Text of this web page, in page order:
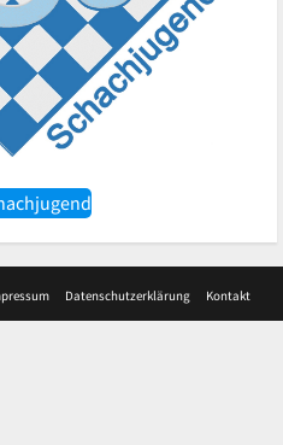
Datenschutzerklärung Kontakt